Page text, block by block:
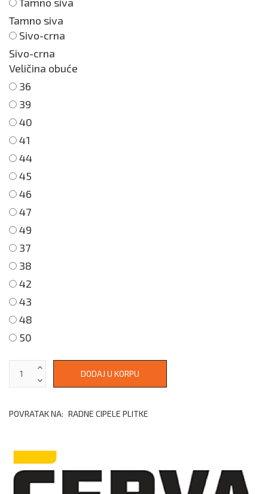
Tamno siva
Sivo-crna
Sivo-crna
Veličina obuće
36
39
40
41
44
45
46
47
49
37
38
42
43
48
50
POVRATAK NA: RADNE CIPELE PLITKE